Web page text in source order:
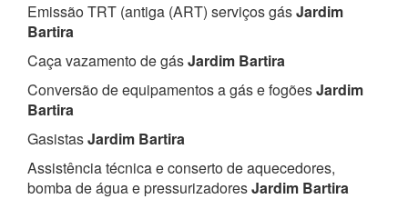
Emissão TRT (antiga (ART) serviços gásJardim
Bartira
Caça vazamento de gásJardim Bartira
Conversão de equipamentos a gás e fogõesJardim
Bartira
GasistasJardim Bartira
Assistência técnica e conserto de aquecedores,
bomba de água e pressurizadoresJardim Bartira